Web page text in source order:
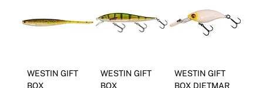
WESTIN GIFT
BOX
WESTIN GIFT
BOX
WESTIN GIFT
BOX DIETMAR